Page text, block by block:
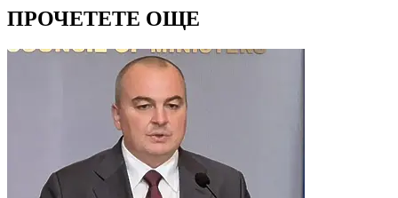
ПРОЧЕТЕТЕ ОЩЕ